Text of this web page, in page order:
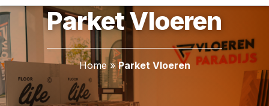
Parket Vloeren
Home»Parket Vloeren